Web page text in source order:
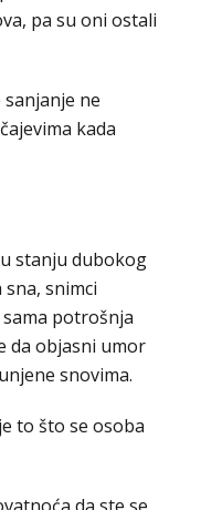
pa su oni ostali
ne
kada
stanju dubokog
snimci
potrošnja
da objasni umor
snovima.
to što se osoba